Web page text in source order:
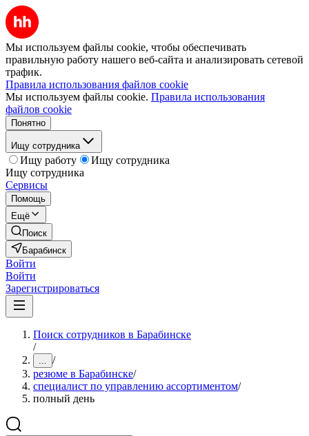
Мы используем файлы cookie, чтобы обеспечивать
правильную работу нашего веб-сайта и анализировать сетевой
трафик.
Правила использования файлов cookie
Мы используем файлы cookie. Правила использования
файлов cookie
Понятно
Ищу сотрудника
Ищу работу
Ищу сотрудника
Ищу сотрудника
Сервисы
Помощь
Ещё
Поиск
Барабинск
Войти
Войти
Зарегистрироваться
Поиск сотрудников в Барабинске
/
... /
резюме в Барабинске/
специалист по управлению ассортиментом/
полный день